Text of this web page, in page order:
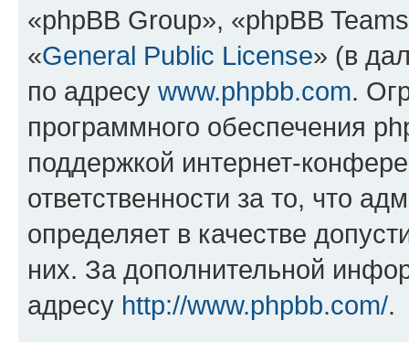
«phpBB Group», «phpBB
«General Public License» (в
по адресу www.phpbb.com.
программного обеспечения
поддержкой интернет-
ответственности за то, что
определяет в качестве
них. За дополнительной
адресу http://www.phpbb.com/.